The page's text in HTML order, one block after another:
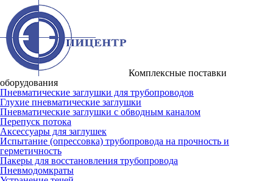
Комплексные поставки
оборудования
Пневматические заглушки для трубопроводов
Глухие пневматические заглушки
Пневматические заглушки с обводным каналом
Перепуск потока
Аксессуары для заглушек
Испытание (опрессовка) трубопровода на прочность и
герметичность
Пакеры для восстановления трубопровода
Пневмодомкраты